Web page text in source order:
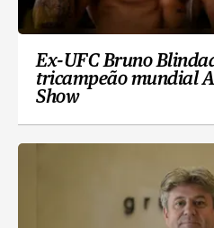
Ex-UFC Bruno
tricampeão mundial
Show